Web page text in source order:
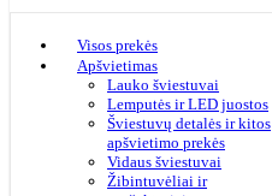
Visos prekės
Apšvietimas
Lauko šviestuvai
Lemputės ir LED juostos
Šviestuvų detalės ir kitos
apšvietimo prekės
Vidaus šviestuvai
Žibintuvėliai ir